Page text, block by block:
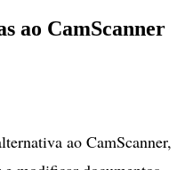
ao CamScanner
ao CamScanner,